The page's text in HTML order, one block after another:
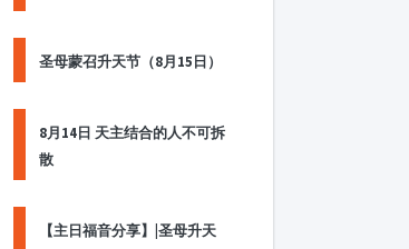
圣母蒙召升天节（8月15日）
8月14日 天主结合的人不可拆
散
【主日福音分享】|圣母升天